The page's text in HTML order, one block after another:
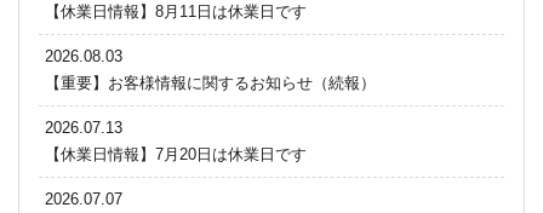
【休業日情報】8月11日は休業日です
2026.08.03
【重要】お客様情報に関するお知らせ（続報）
2026.07.13
【休業日情報】7月20日は休業日です
2026.07.07